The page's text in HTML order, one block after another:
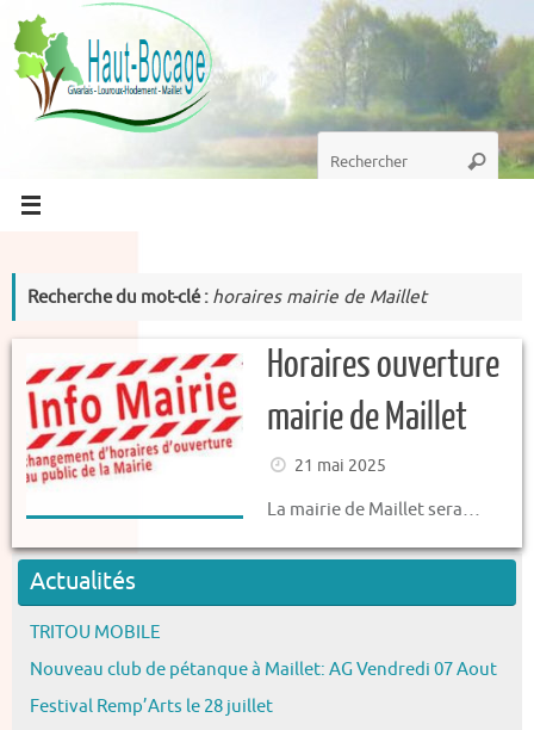
Passer
au
contenu
Recherche
pour
Recherche du mot-clé : horaires mairie de Maillet
Horaires ouverture
mairie de Maillet
21 mai 2025
La mairie de Maillet sera…
Actualités
TRITOU MOBILE
Nouveau club de pétanque à Maillet: AG Vendredi 07 Aout
Festival Remp’Arts le 28 juillet